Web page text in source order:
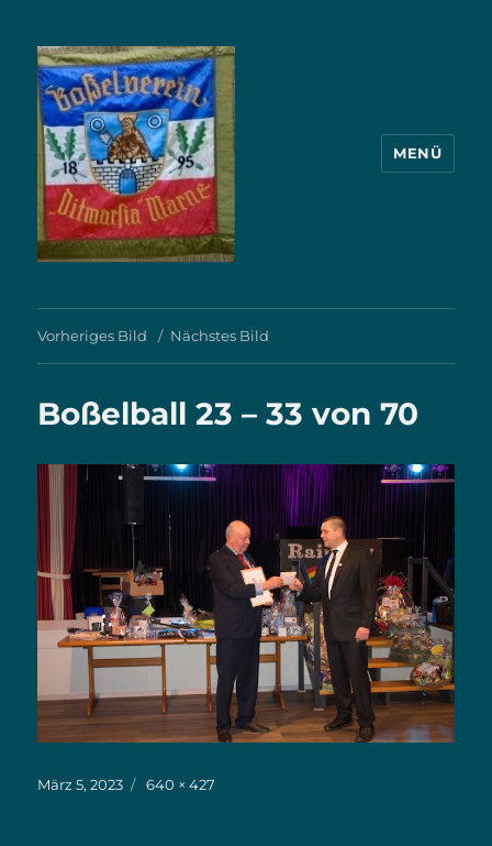
MENÜ
Vorheriges Bild Nächstes Bild
Boßelball 23 – 33 von 70
Veröffentlicht
März 5, 2023 Originalgröße
640 × 427